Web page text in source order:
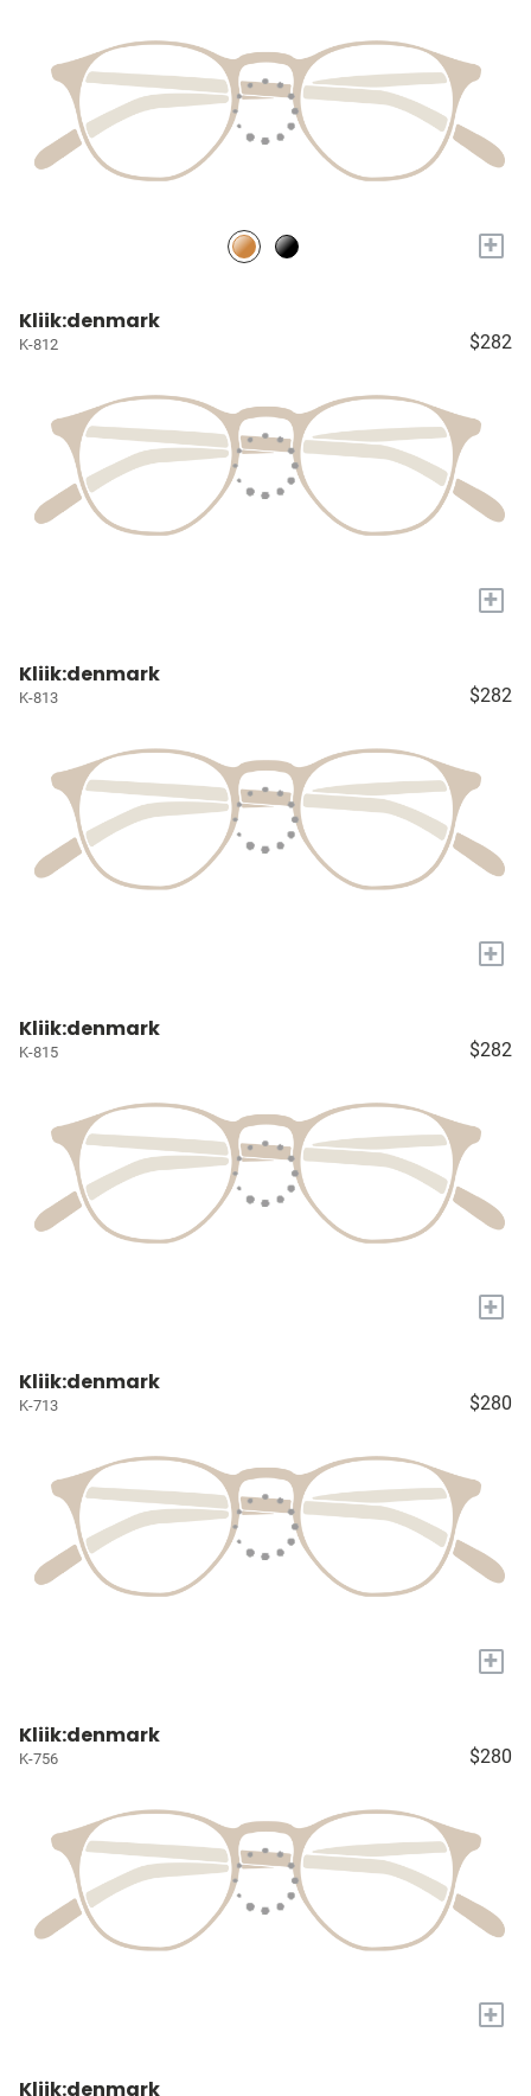
+
Kliik:denmark
K-812 $282
+
Kliik:denmark
K-813 $282
+
Kliik:denmark
K-815 $282
+
Kliik:denmark
K-713 $280
+
Kliik:denmark
K-756 $280
+
Kliik:denmark